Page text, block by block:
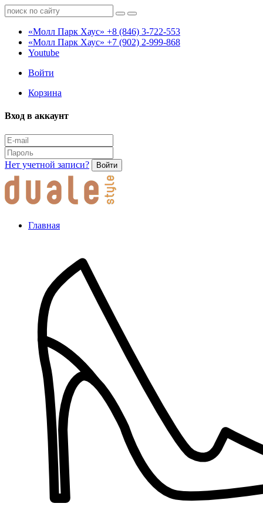
«Молл Парк Хаус» +8 (846) 3-722-553
«Молл Парк Хаус» +7 (902) 2-999-868
Youtube
Войти
Корзина
Вход в аккаунт
Нет учетной записи? Войти
Главная